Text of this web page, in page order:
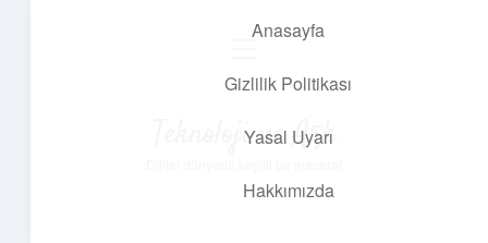
Anasayfa
Gizlilik Politikası
Yasal Uyarı
Hakkımızda
Teknoloji ve Aşk